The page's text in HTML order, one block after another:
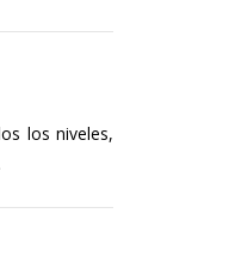
los niveles,